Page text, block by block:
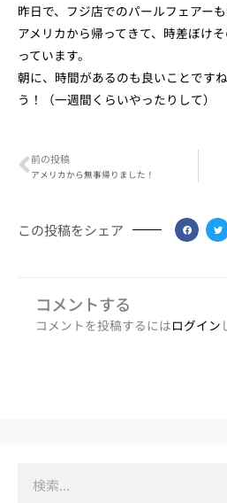
昨日で、フジ店でのパールフェアー
アメリカから帰ってきて、時差ぼけ
っています。
朝に、時間があるのも良いことです
う！（一週間くらいやったりして）
Prev
前の投稿
アメリカから無事帰りました！
この投稿をシェア
コメントする
コメントを投稿するにはログイン